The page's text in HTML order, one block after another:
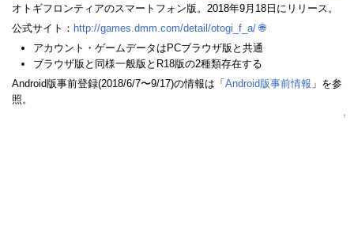
オトギフロンティアのスマートフォン版。2018年9月18日にリリース。
公式サイト： http://games.dmm.com/detail/otogi_f_a/ 🌐
アカウント・ゲームデータはPCブラウザ版と共通
ブラウザ版と同様一般版とR18版の2種類存在する
Android版事前登録(2018/6/7〜9/17)の情報は「 Android版事前情報 」を参
照。
↑